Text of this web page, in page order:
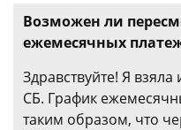
Возможен ли
ежемесячных
Здравствуйте! Я взяла
СБ. График
таким образом, что